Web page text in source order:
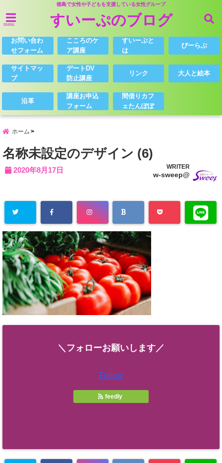
徳島で女性や子どもを支援している女性グループ
menu すいーぷのブログ
お問い合わ
せフォーム
こころのケ
ア講座
すいーぷと
は
びーらぶ
サイトマッ
プ
デートDV
防止講座
リンク 大人と絵本
沿革
講座お申込
フォーム
間借りカフ
ェたんぽぽ
ホーム
名称未設定のデザイン (6)
2020年8月17日 WRITER
w-sweep@
＼フォローお願いします／
Follow
feedly